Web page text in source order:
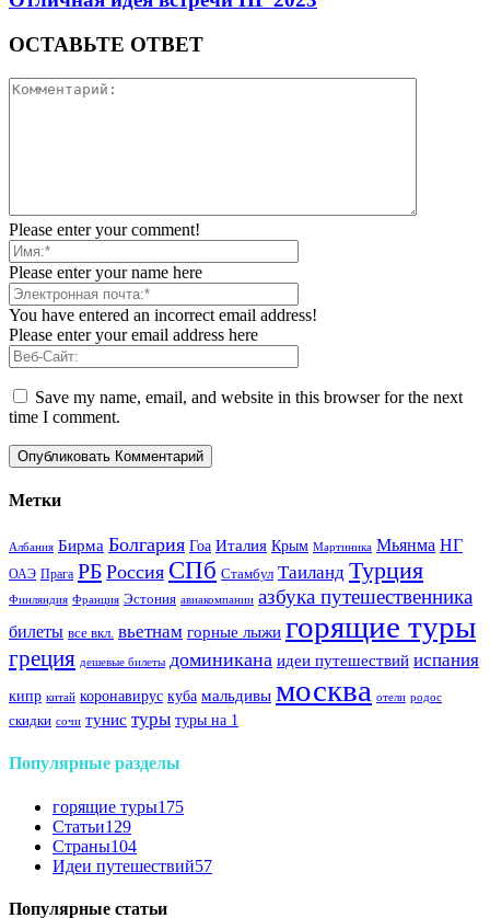
ОСТАВЬТЕ ОТВЕТ
Please enter your comment!
Please enter your name here
You have entered an incorrect email address!
Please enter your email address here
Save my name, email, and website in this browser for the next
time I comment.
Метки
Албания Бирма Болгария Гоа Италия Крым Мартиника Мьянма НГ
ОАЭ Прага РБ Россия СПб Стамбул Таиланд Турция
Финляндия Франция Эстония авиакомпании азбука путешественника
билеты все вкл. вьетнам горные лыжи горящие туры
греция дешевые билеты доминикана идеи путешествий испания
кипр китай коронавирус куба мальдивы москва отели родос
скидки сочи тунис туры туры на 1
Популярные разделы
горящие туры175
Статьи129
Страны104
Идеи путешествий57
Популярные статьи